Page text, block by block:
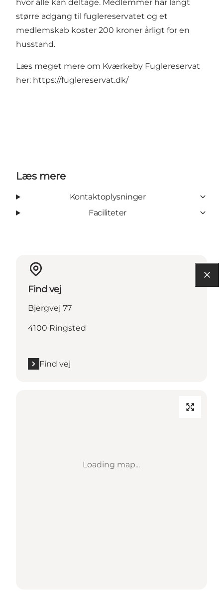
hvor alle kan deltage. Medlemmer har langt
større adgang til fuglereservatet og et
medlemskab koster 200 kroner årligt for en
husstand.
Læs meget mere om Kværkeby Fuglereservat
her: https://fuglereservat.dk/
Læs mere
Kontaktoplysninger
Faciliteter
Find vej
Bjergvej 77
4100 Ringsted
Find vej
Loading map...